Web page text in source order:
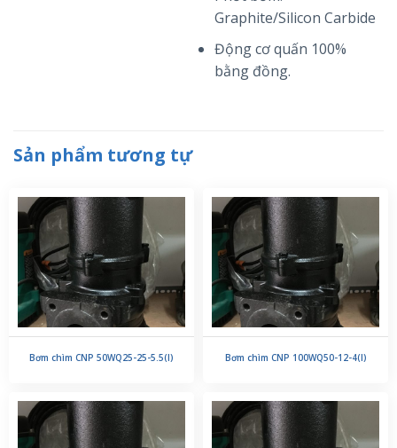
Graphite/Silicon Carbide
Động cơ quấn 100%
bằng đồng.
Sản phẩm tương tự
Bơm chìm CNP 50WQ25-25-5.5(I) Bơm chìm CNP 100WQ50-12-4(I)